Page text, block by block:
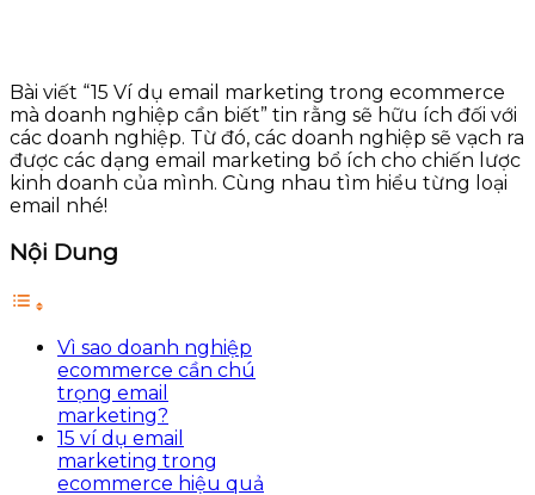
Bài viết “15 Ví dụ email marketing trong ecommerce
mà doanh nghiệp cần biết” tin rằng sẽ hữu ích đối với
các doanh nghiệp. Từ đó, các doanh nghiệp sẽ vạch ra
được các dạng email marketing bổ ích cho chiến lược
kinh doanh của mình. Cùng nhau tìm hiểu từng loại
email nhé!
Nội Dung
Vì sao doanh nghiệp
ecommerce cần chú
trọng email
marketing?
15 ví dụ email
marketing trong
ecommerce hiệu quả